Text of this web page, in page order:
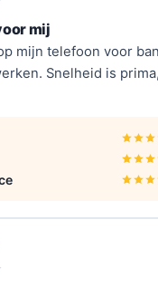
mij
mijn telefoon voor
Snelheid is